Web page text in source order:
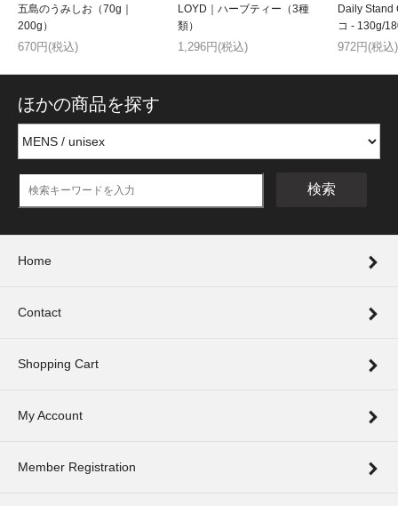
五島のうみしお（70g｜
200g）
670円(税込)
LOYD｜ハーブティー（3種
類）
1,296円(税込)
Daily Stand
コ - 130g/
972円(税込)
ほかの商品を探す
検索
Home
Contact
Shopping Cart
My Account
Member Registration